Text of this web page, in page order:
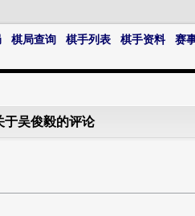
棋局查询 棋手列表 棋手资料 赛
于吴俊毅的评论